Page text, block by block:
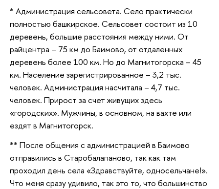
* Администрация сельсовета. Село практически
полностью башкирское. Сельсовет состоит из 10
деревень, большие расстояния между ними. От
райцентра – 75 км до Баимово, от отдаленных
деревень более 100 км. Но до Магнитогорска – 45
км. Население зарегистрированное – 3,2 тыс.
человек. Администрация насчитала – 4,7 тыс.
человек. Прирост за счет живущих здесь
«городских». Мужчины, в основном, на вахте или
ездят в Магнитогорск.
** После общения с администрацией в Баимово
отправились в Старобалапаново, так как там
проходил день села «Здравствуйте, односельчане!».
Что меня сразу удивило, так это то, что большинство